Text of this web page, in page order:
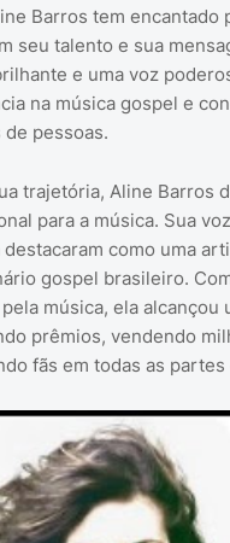
Barros tem encantado
seu talento e sua
e uma voz
na música gospel e
pessoas.
trajetória, Aline Barros
para a música. Sua
como uma
gospel brasileiro.
música, ela alcançou
prêmios, vendendo
fãs em todas as partes